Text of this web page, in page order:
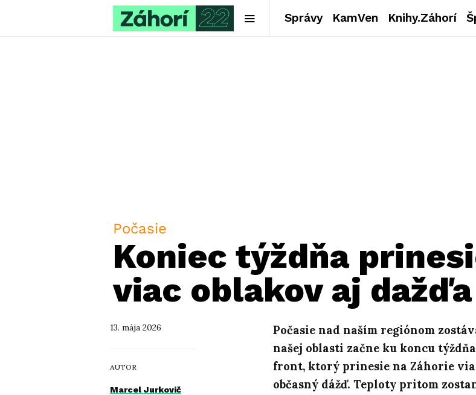
Správy KamVen Knihy.Záhorí
Počasie
Koniec týždňa
viac oblakov aj dažďa
13. mája 2026
AUTOR
Marcel Jurkovič
Počasie nad naším regiónom
našej oblasti začne ku koncu
front, ktorý prinesie na Záhorie
občasný dážď. Teploty pritom